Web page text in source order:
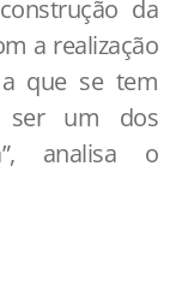
da
a realização
que se tem
ser um dos
analisa o